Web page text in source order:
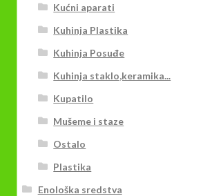
Kućni aparati
Kuhinja Plastika
Kuhinja Posuđe
Kuhinja staklo,keramika...
Kupatilo
Mušeme i staze
Ostalo
Plastika
Enološka sredstva